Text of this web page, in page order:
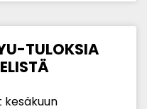
TULOKSIA
kesäkuun